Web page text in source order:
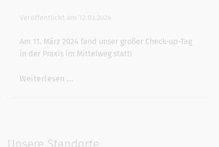
Veröffentlicht am 12.03.2024
Am 11. März 2024 fand unser großer Check-up-Tag
in der Praxis im Mittelweg statt!
Weiterlesen ...
Unsere Standorte